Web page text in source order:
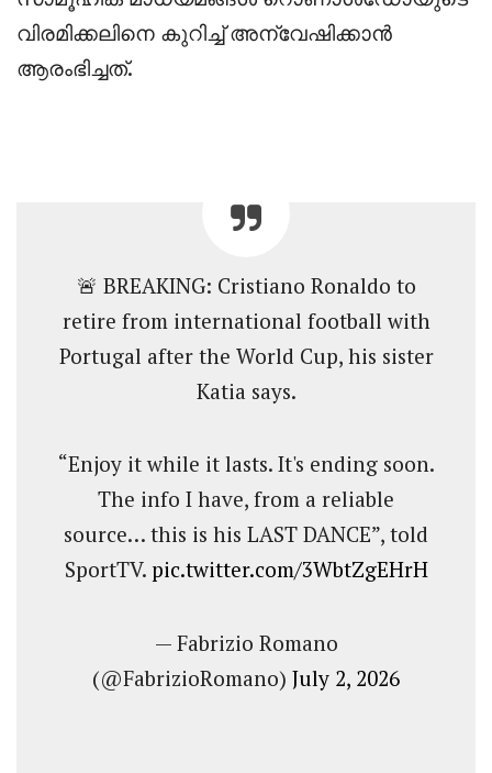
വിരമിക്കലിനെ കുറിച്ച് അന്വേഷിക്കാൻ
ആരംഭിച്ചത്.
🚨 BREAKING: Cristiano Ronaldo to
retire from international football with
Portugal after the World Cup, his sister
Katia says.
“Enjoy it while it lasts. It's ending soon.
The info I have, from a reliable
source… this is his LAST DANCE”, told
SportTV. pic.twitter.com/3WbtZgEHrH
— Fabrizio Romano
(@FabrizioRomano) July 2, 2026